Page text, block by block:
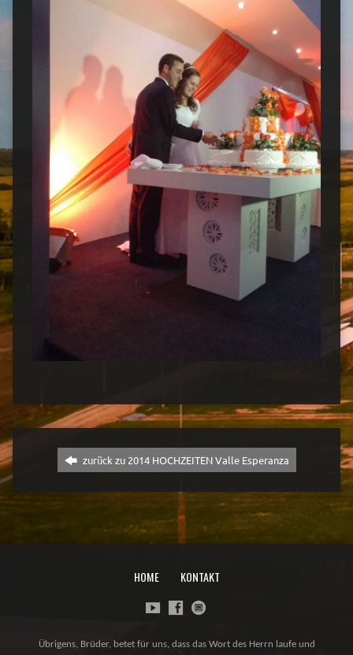
zurück zu 2014 HOCHZEITEN Valle Esperanza
HOME KONTAKT
Übrigens, Brüder, betet für uns, dass das Wort des Herrn laufe und